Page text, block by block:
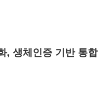
, 생체인증 기반 통합